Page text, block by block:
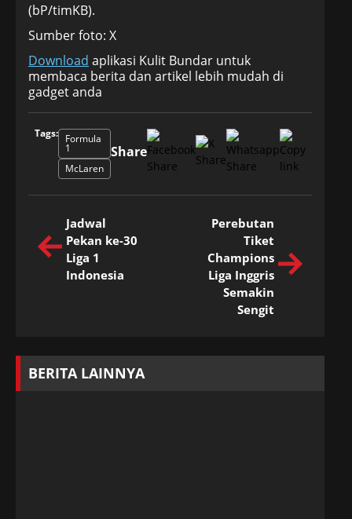
(bP/timKB).
Sumber foto: X
Download aplikasi Kulit Bundar untuk
membaca berita dan artikel lebih mudah di
gadget anda
Tags: Formula
1
McLaren
Share
Jadwal
Pekan ke-30
Liga 1
Indonesia
Perebutan
Tiket
Champions
Liga Inggris
Semakin
Sengit
BERITA LAINNYA